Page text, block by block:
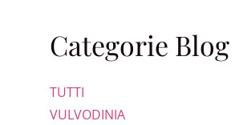
Categorie Blog
TUTTI
VULVODINIA